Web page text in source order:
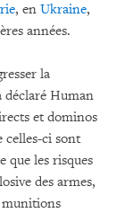
, en Ukraine,
années.
la
déclaré Human
et dominos
celles-ci sont
que les risques
des armes,
munitions